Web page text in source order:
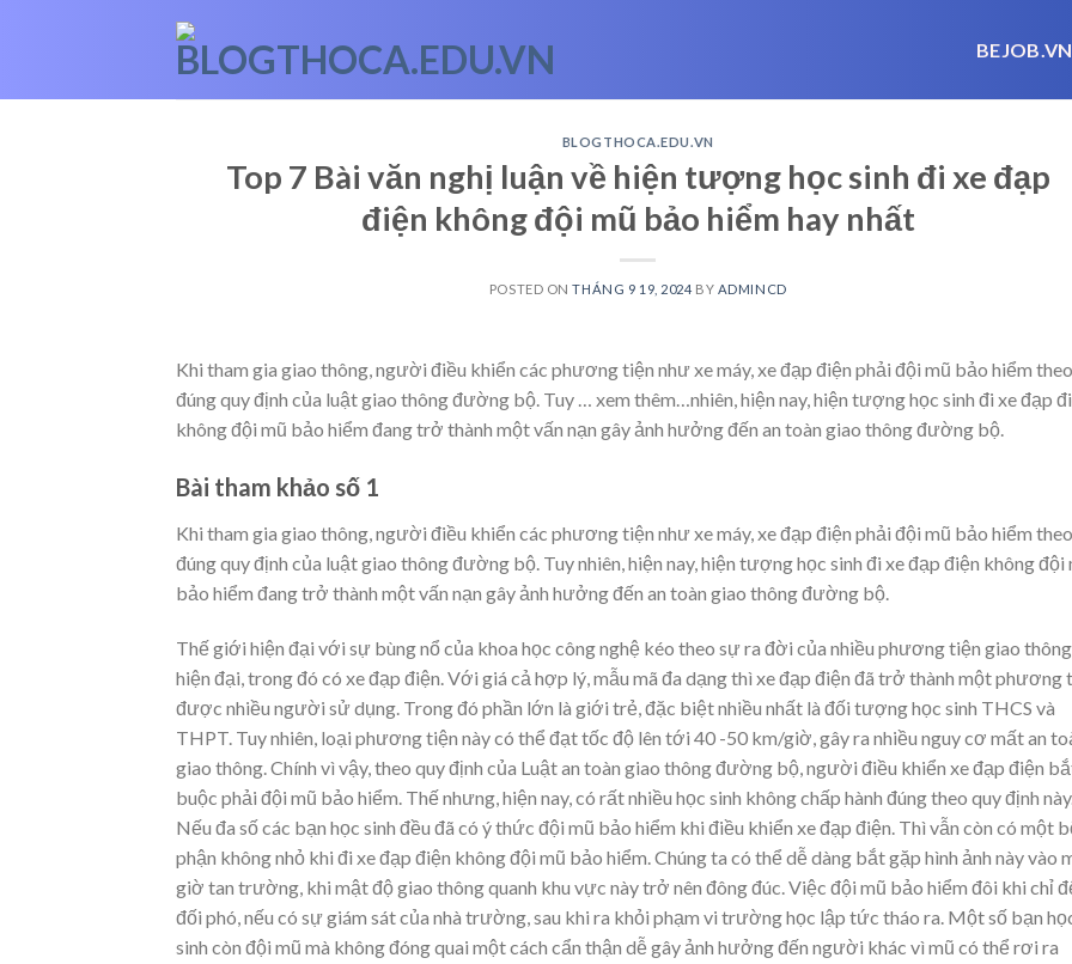
BEJOB.VN
BLOGTHOCA.EDU.VN
Top 7 Bài văn nghị luận về hiện tượng học sinh đi xe đạp
điện không đội mũ bảo hiểm hay nhất
POSTED ONTHÁNG 9 19, 2024 BY ADMINCD
Khi tham gia giao thông, người điều khiển các phương tiện như xe máy, xe đạp điện phải đội mũ bảo hiểm theo
đúng quy định của luật giao thông đường bộ. Tuy
… xem thêm… nhiên, hiện nay, hiện tượng học sinh đi xe đạp
không đội mũ bảo hiểm đang trở thành một vấn nạn gây ảnh hưởng đến an toàn giao thông đường bộ.
Bài tham khảo số 1
Khi tham gia giao thông, người điều khiển các phương tiện như xe máy, xe đạp điện phải đội mũ bảo hiểm theo
đúng quy định của luật giao thông đường bộ. Tuy nhiên, hiện nay, hiện tượng học sinh đi xe đạp điện không đội
bảo hiểm đang trở thành một vấn nạn gây ảnh hưởng đến an toàn giao thông đường bộ.
Thế giới hiện đại với sự bùng nổ của khoa học công nghệ kéo theo sự ra đời của nhiều phương tiện giao thông
hiện đại, trong đó có xe đạp điện. Với giá cả hợp lý, mẫu mã đa dạng thì xe đạp điện đã trở thành một phương
được nhiều người sử dụng. Trong đó phần lớn là giới trẻ, đặc biệt nhiều nhất là đối tượng học sinh THCS và
THPT. Tuy nhiên, loại phương tiện này có thể đạt tốc độ lên tới 40 -50 km/giờ, gây ra nhiều nguy cơ mất an
giao thông. Chính vì vậy, theo quy định của Luật an toàn giao thông đường bộ, người điều khiển xe đạp điện
buộc phải đội mũ bảo hiểm. Thế nhưng, hiện nay, có rất nhiều học sinh không chấp hành đúng theo quy định
Nếu đa số các bạn học sinh đều đã có ý thức đội mũ bảo hiểm khi điều khiển xe đạp điện. Thì vẫn còn có một
phận không nhỏ khi đi xe đạp điện không đội mũ bảo hiểm. Chúng ta có thể dễ dàng bắt gặp hình ảnh này vào
giờ tan trường, khi mật độ giao thông quanh khu vực này trở nên đông đúc. Việc đội mũ bảo hiểm đôi khi chỉ
đối phó, nếu có sự giám sát của nhà trường, sau khi ra khỏi phạm vi trường học lập tức tháo ra. Một số bạn
sinh còn đội mũ mà không đóng quai một cách cẩn thận dễ gây ảnh hưởng đến người khác vì mũ có thể rơi ra